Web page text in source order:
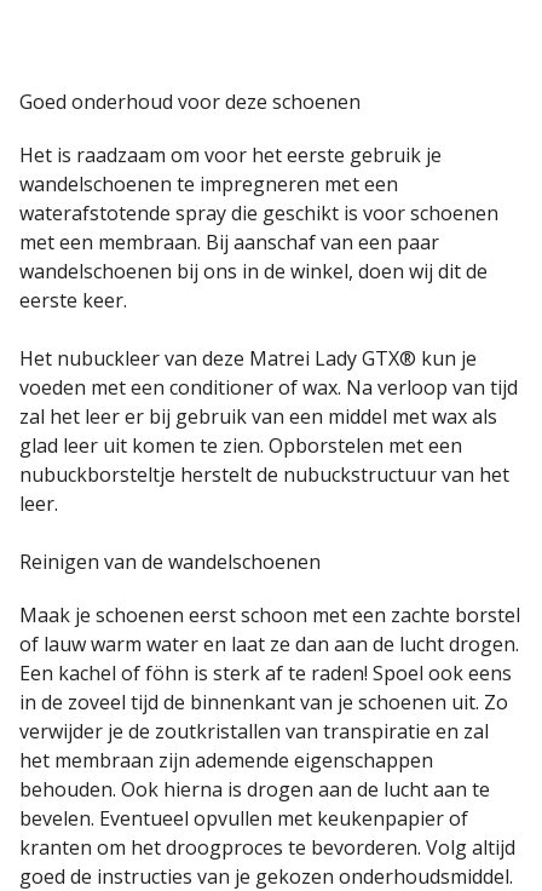
Goed onderhoud voor deze schoenen
Het is raadzaam om voor het eerste gebruik je
wandelschoenen te impregneren met een
waterafstotende spray die geschikt is voor schoenen
met een membraan. Bij aanschaf van een paar
wandelschoenen bij ons in de winkel, doen wij dit de
eerste keer.
Het nubuckleer van deze Matrei Lady GTX® kun je
voeden met een conditioner of wax. Na verloop van tijd
zal het leer er bij gebruik van een middel met wax als
glad leer uit komen te zien. Opborstelen met een
nubuckborsteltje herstelt de nubuckstructuur van het
leer.
Reinigen van de wandelschoenen
Maak je schoenen eerst schoon met een zachte borstel
of lauw warm water en laat ze dan aan de lucht drogen.
Een kachel of föhn is sterk af te raden! Spoel ook eens
in de zoveel tijd de binnenkant van je schoenen uit. Zo
verwijder je de zoutkristallen van transpiratie en zal
het membraan zijn ademende eigenschappen
behouden. Ook hierna is drogen aan de lucht aan te
bevelen. Eventueel opvullen met keukenpapier of
kranten om het droogproces te bevorderen. Volg altijd
goed de instructies van je gekozen onderhoudsmiddel.